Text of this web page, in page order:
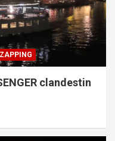
ZAPPING
clandestin